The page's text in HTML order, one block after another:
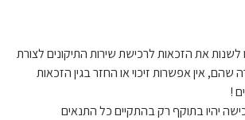
או לשנות את הזכאות לרכישת שירות התיקונים לצורת
שהם, אין אפשרות זיכוי או החזר בגין הזכאות
!
יהיו בתוקף רק בהתקיים כל התנאים